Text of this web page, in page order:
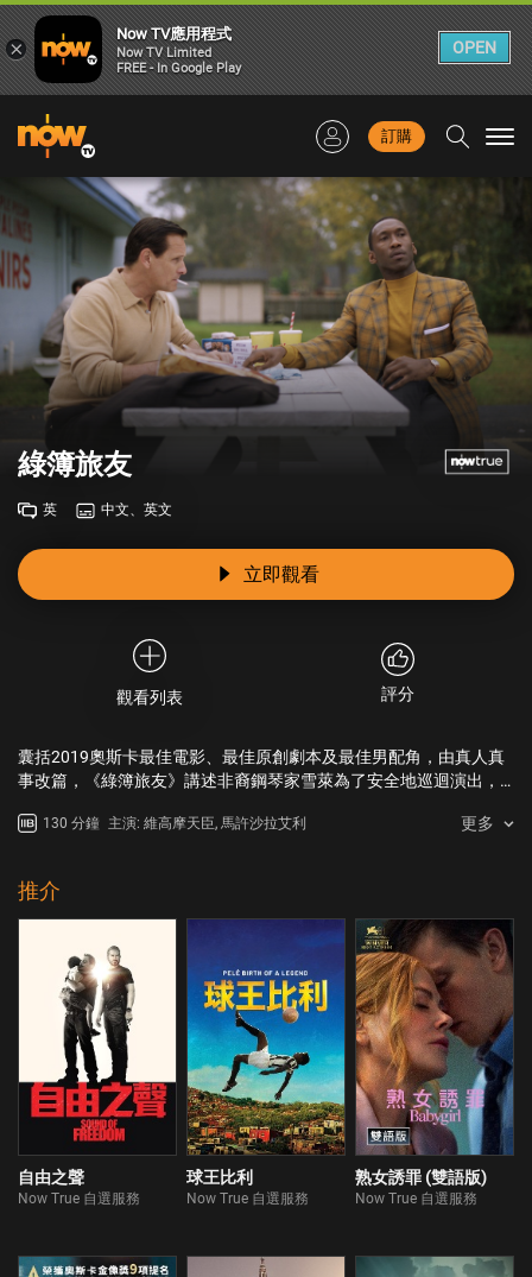
訂購
綠簿旅友
英 中文、英文
立即觀看
觀看列表 評分
囊括2019奧斯卡最佳電影、最佳原創劇本及最佳男配角，由真人真
事改篇，《綠簿旅友》講述非裔鋼琴家雪萊為了安全地巡迴演出，
偏見，發展出一段動人的友誼。
130 分鐘 主演: 維高摩天臣, 馬許沙拉艾利 更多
推介
自由之聲
Now True 自選服務
球王比利
Now True 自選服務
熟女誘罪 (雙語版)
Now True 自選服務
×
Now TV應用程式
Now TV Limited
FREE - In Google Play
OPEN